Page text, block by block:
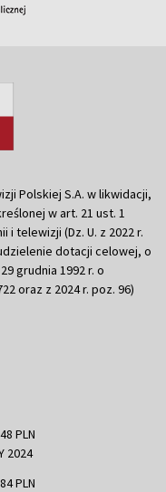
Polskiej S.A. w likwidacji,
w art. 21 ust. 1
i telewizji (Dz. U. z 2022 r.
dotacji celowej, o
grudnia 1992 r. o
oraz z 2024 r. poz. 96)
PLN
2024
PLN